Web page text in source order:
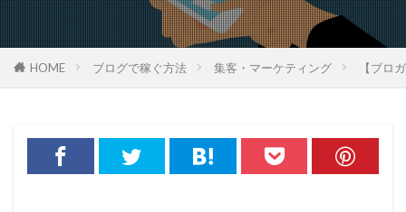
HOME ブログで稼ぐ方法 集客・マーケティング 【ブロ
女性向けアフィリエイト
男性向けアフィリエイト
節約 起業 転職
検索